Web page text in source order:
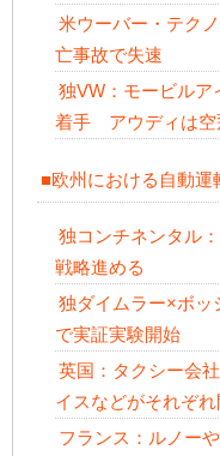
米ウーバー・テク
亡事故で失速
独VW：モービルア
着手 アウディは空
■欧州における自動運
独コンチネンタル
戦略進める
独ダイムラー×ボッ
で実証実験開始
英国：タクシー会
イスなどがそれぞ
フランス：ルノー